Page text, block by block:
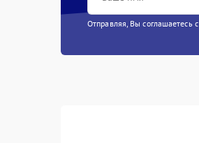
Отправляя, Вы соглашаетесь с